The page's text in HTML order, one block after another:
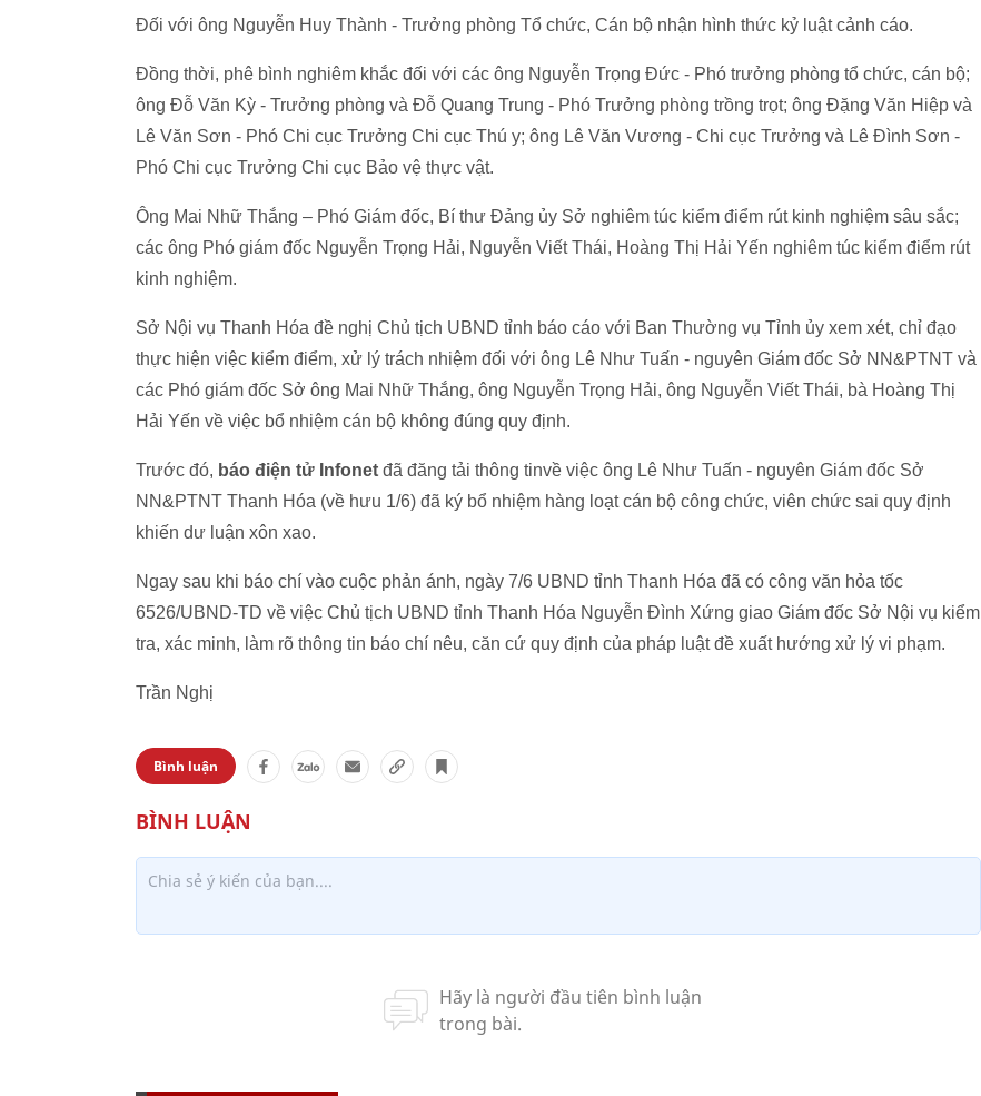
Đối với ông Nguyễn Huy Thành - Trưởng phòng Tổ chức, Cán bộ nhận hình thức kỷ luật cảnh cáo.
Đồng thời, phê bình nghiêm khắc đối với các ông Nguyễn Trọng Đức - Phó trưởng phòng tổ chức, cán bộ;
ông Đỗ Văn Kỳ - Trưởng phòng và Đỗ Quang Trung - Phó Trưởng phòng trồng trọt; ông Đặng Văn Hiệp và
Lê Văn Sơn - Phó Chi cục Trưởng Chi cục Thú y; ông Lê Văn Vương - Chi cục Trưởng và Lê Đình Sơn -
Phó Chi cục Trưởng Chi cục Bảo vệ thực vật.
Ông Mai Nhữ Thắng – Phó Giám đốc, Bí thư Đảng ủy Sở nghiêm túc kiểm điểm rút kinh nghiệm sâu sắc;
các ông Phó giám đốc Nguyễn Trọng Hải, Nguyễn Viết Thái, Hoàng Thị Hải Yến nghiêm túc kiểm điểm rút
kinh nghiệm.
Sở Nội vụ Thanh Hóa đề nghị Chủ tịch UBND tỉnh báo cáo với Ban Thường vụ Tỉnh ủy xem xét, chỉ đạo
thực hiện việc kiểm điểm, xử lý trách nhiệm đối với ông Lê Như Tuấn - nguyên Giám đốc Sở NN&PTNT và
các Phó giám đốc Sở ông Mai Nhữ Thắng, ông Nguyễn Trọng Hải, ông Nguyễn Viết Thái, bà Hoàng Thị
Hải Yến về việc bổ nhiệm cán bộ không đúng quy định.
Trước đó, báo điện tử Infonet đã đăng tải thông tinvề việc ông Lê Như Tuấn - nguyên Giám đốc Sở
NN&PTNT Thanh Hóa (về hưu 1/6) đã ký bổ nhiệm hàng loạt cán bộ công chức, viên chức sai quy định
khiến dư luận xôn xao.
Ngay sau khi báo chí vào cuộc phản ánh, ngày 7/6 UBND tỉnh Thanh Hóa đã có công văn hỏa tốc
6526/UBND-TD về việc Chủ tịch UBND tỉnh Thanh Hóa Nguyễn Đình Xứng giao Giám đốc Sở Nội vụ kiểm
tra, xác minh, làm rõ thông tin báo chí nêu, căn cứ quy định của pháp luật đề xuất hướng xử lý vi phạm.
Trần Nghị
Bình luận